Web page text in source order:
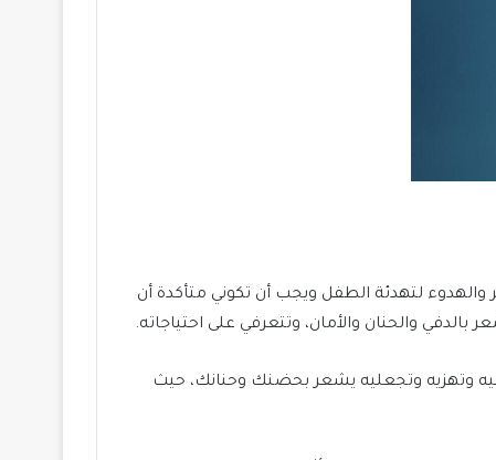
لتهدئة الطفل ويجب أن تكوني متأكدة أن
والحنان والأمان، وتتعرفي على احتياجاته.
وتهزيه وتجعليه يشعر بحضنك وحنانك، حيث